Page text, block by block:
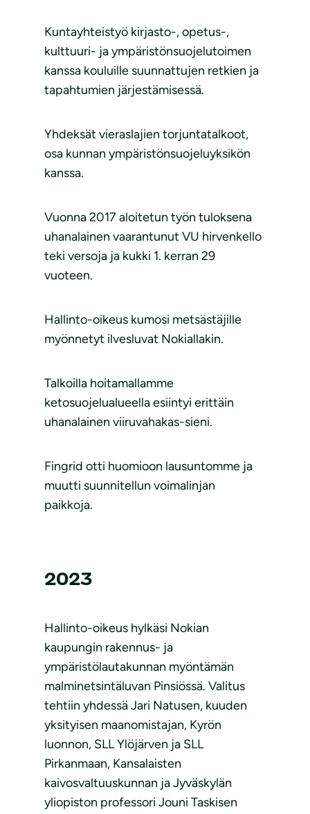
Kuntayhteistyö kirjasto-, opetus-,
kulttuuri- ja ympäristönsuojelutoimen
kanssa kouluille suunnattujen retkien ja
tapahtumien järjestämisessä.
Yhdeksät vieraslajien torjuntatalkoot,
osa kunnan ympäristönsuojeluyksikön
kanssa.
Vuonna 2017 aloitetun työn tuloksena
uhanalainen vaarantunut VU hirvenkello
teki versoja ja kukki 1. kerran 29
vuoteen.
Hallinto-oikeus kumosi metsästäjille
myönnetyt ilvesluvat Nokiallakin.
Talkoilla hoitamallamme
ketosuojelualueella esiintyi erittäin
uhanalainen viiruvahakas-sieni.
Fingrid otti huomioon lausuntomme ja
muutti suunnitellun voimalinjan
paikkoja.
2023
Hallinto-oikeus hylkäsi Nokian
kaupungin rakennus- ja
ympäristölautakunnan myöntämän
malminetsintäluvan Pinsiössä. Valitus
tehtiin yhdessä Jari Natusen, kuuden
yksityisen maanomistajan, Kyrön
luonnon, SLL Ylöjärven ja SLL
Pirkanmaan, Kansalaisten
kaivosvaltuuskunnan ja Jyväskylän
yliopiston professori Jouni Taskisen